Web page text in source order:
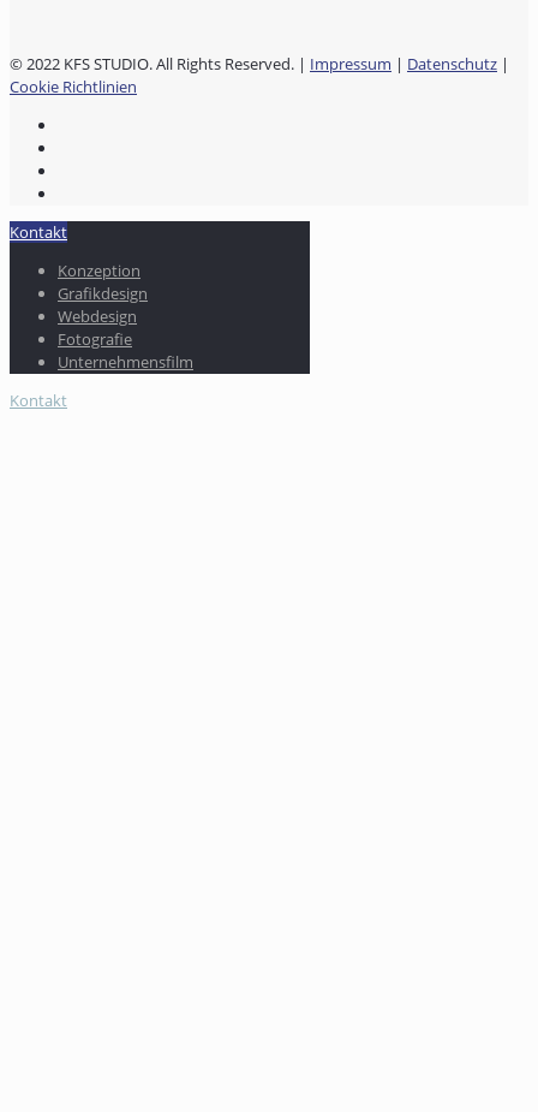
© 2022 KFS STUDIO. All Rights Reserved. | Impressum | Datenschutz |
Cookie Richtlinien
Kontakt
Konzeption
Grafikdesign
Webdesign
Fotografie
Unternehmensfilm
Kontakt